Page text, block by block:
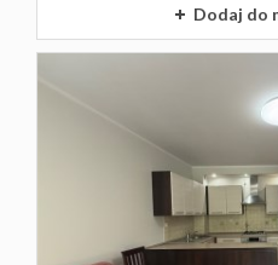
Dodaj do